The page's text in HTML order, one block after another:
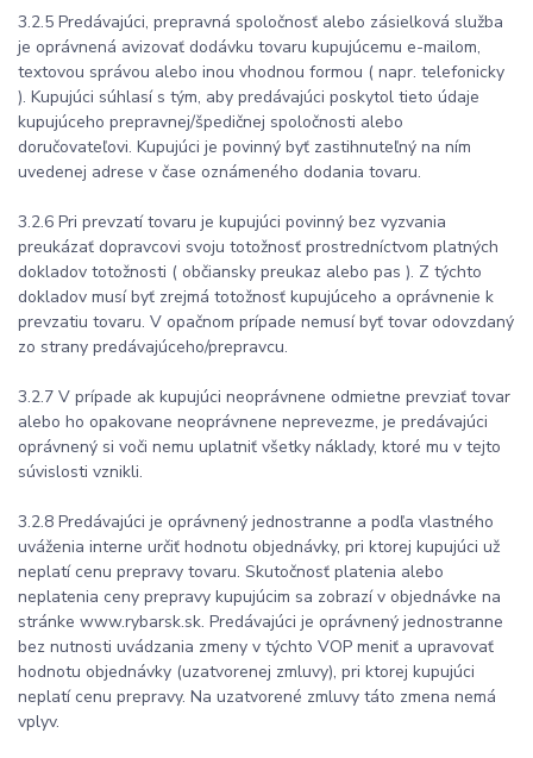
3.2.5 Predávajúci, prepravná spoločnosť alebo zásielková služba
je oprávnená avizovať dodávku tovaru kupujúcemu e-mailom,
textovou správou alebo inou vhodnou formou ( napr. telefonicky
). Kupujúci súhlasí s tým, aby predávajúci poskytol tieto údaje
kupujúceho prepravnej/špedičnej spoločnosti alebo
doručovateľovi. Kupujúci je povinný byť zastihnuteľný na ním
uvedenej adrese v čase oznámeného dodania tovaru.
3.2.6 Pri prevzatí tovaru je kupujúci povinný bez vyzvania
preukázať dopravcovi svoju totožnosť prostredníctvom platných
dokladov totožnosti ( občiansky preukaz alebo pas ). Z týchto
dokladov musí byť zrejmá totožnosť kupujúceho a oprávnenie k
prevzatiu tovaru. V opačnom prípade nemusí byť tovar odovzdaný
zo strany predávajúceho/prepravcu.
3.2.7 V prípade ak kupujúci neoprávnene odmietne prevziať tovar
alebo ho opakovane neoprávnene neprevezme, je predávajúci
oprávnený si voči nemu uplatniť všetky náklady, ktoré mu v tejto
súvislosti vznikli.
3.2.8 Predávajúci je oprávnený jednostranne a podľa vlastného
uváženia interne určiť hodnotu objednávky, pri ktorej kupujúci už
neplatí cenu prepravy tovaru. Skutočnosť platenia alebo
neplatenia ceny prepravy kupujúcim sa zobrazí v objednávke na
stránke www.rybarsk.sk. Predávajúci je oprávnený jednostranne
bez nutnosti uvádzania zmeny v týchto VOP meniť a upravovať
hodnotu objednávky (uzatvorenej zmluvy), pri ktorej kupujúci
neplatí cenu prepravy. Na uzatvorené zmluvy táto zmena nemá
vplyv.